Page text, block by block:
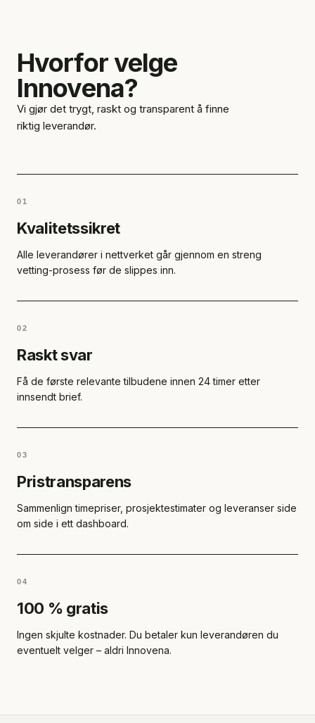
Hvorfor velge
Innovena?
Vi gjør det trygt, raskt og transparent å finne
riktig leverandør.
01
Kvalitetssikret
Alle leverandører i nettverket går gjennom en streng
vetting-prosess før de slippes inn.
02
Raskt svar
Få de første relevante tilbudene innen 24 timer etter
innsendt brief.
03
Pristransparens
Sammenlign timepriser, prosjektestimater og leveranser side
om side i ett dashboard.
04
100 % gratis
Ingen skjulte kostnader. Du betaler kun leverandøren du
eventuelt velger – aldri Innovena.